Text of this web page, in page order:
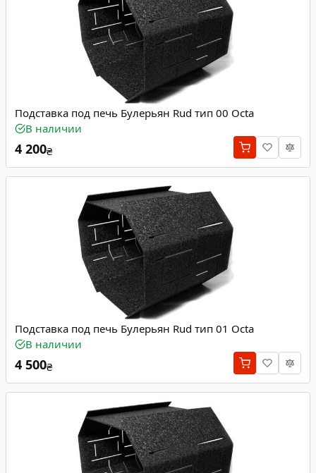
Подставка под печь Булерьян Rud тип 00 Octa
В наличии
4 200₴
Подставка под печь Булерьян Rud тип 01 Octa
В наличии
4 500₴